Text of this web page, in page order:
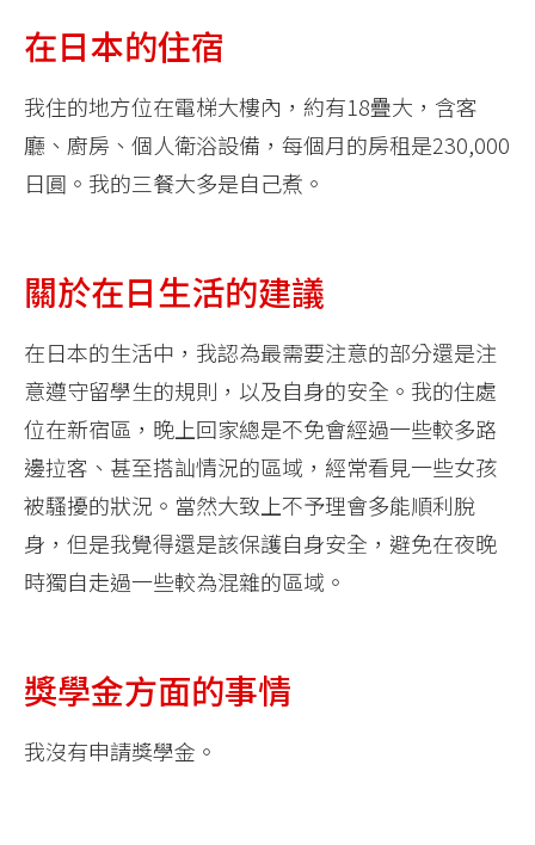
在日本的住宿
我住的地方位在電梯大樓內，約有18疊大，含客
廳、廚房、個人衛浴設備，每個月的房租是230,000
日圓。我的三餐大多是自己煮。
關於在日生活的建議
在日本的生活中，我認為最需要注意的部分還是注
意遵守留學生的規則，以及自身的安全。我的住處
位在新宿區，晚上回家總是不免會經過一些較多路
邊拉客、甚至搭訕情況的區域，經常看見一些女孩
被騷擾的狀況。當然大致上不予理會多能順利脫
身，但是我覺得還是該保護自身安全，避免在夜晚
時獨自走過一些較為混雜的區域。
獎學金方面的事情
我沒有申請獎學金。